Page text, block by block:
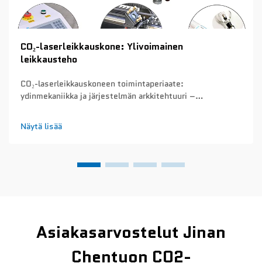
CO₂-laserleikkauskone: Ylivoimainen
leikkausteho
CO₂-laserleikkauskoneen toimintaperiaate:
ydinmekaniikka ja järjestelmän arkkitehtuuri –
tuottaminen CO₂-laserleikkauskoneet tuottavat säteensä
kaasupurkauksen periaatteella. Kun sähkö virtaa tiukasti
Näytä lisää
Asiakasarvostelut Jinan
Chentuon CO2-